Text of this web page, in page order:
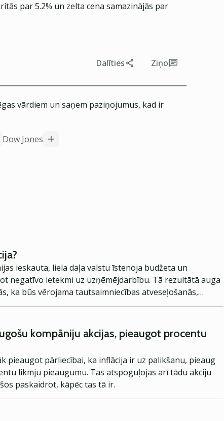
par 5.2% un zelta cena samazinājās par
Dalīties Ziņo
vārdiem un saņem paziņojumus, kad ir
Dow Jones
ieskauta, liela daļa valstu īstenoja budžeta un
negatīvo ietekmi uz uzņēmējdarbību. Tā rezultātā auga
ka būs vērojama tautsaimniecības atveseļošanās,
veicina vēl straujāku inflācijas augšupeju, kā
kompāniju akcijas, pieaugot procentu
pieaugot pārliecībai, ka inflācija ir uz palikšanu, pieaug
likmju pieaugumu. Tas atspoguļojas arī tādu akciju
paskaidrot, kāpēc tas tā ir.